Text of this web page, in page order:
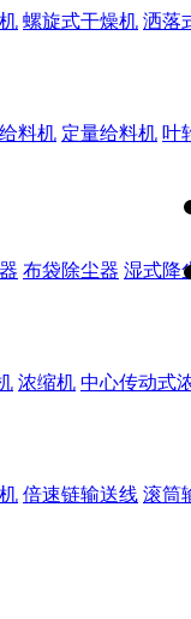
螺旋式干燥机 洒落
料机 定量给料机 叶
布袋除尘器 湿式降
浓缩机 中心传动式
倍速链输送线 滚筒